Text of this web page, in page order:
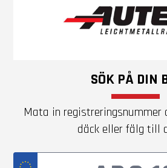
och med deras attraktiva
pengarna. Så om du letar efter
SÖK PÅ DIN
Mata in registreringsnummer
däck eller fälg till